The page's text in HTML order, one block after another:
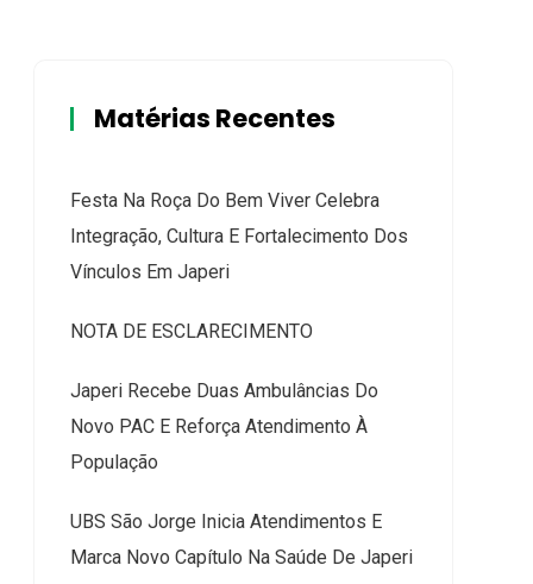
Matérias Recentes
Festa Na Roça Do Bem Viver Celebra
Integração, Cultura E Fortalecimento Dos
Vínculos Em Japeri
NOTA DE ESCLARECIMENTO
Japeri Recebe Duas Ambulâncias Do
Novo PAC E Reforça Atendimento À
População
UBS São Jorge Inicia Atendimentos E
Marca Novo Capítulo Na Saúde De Japeri